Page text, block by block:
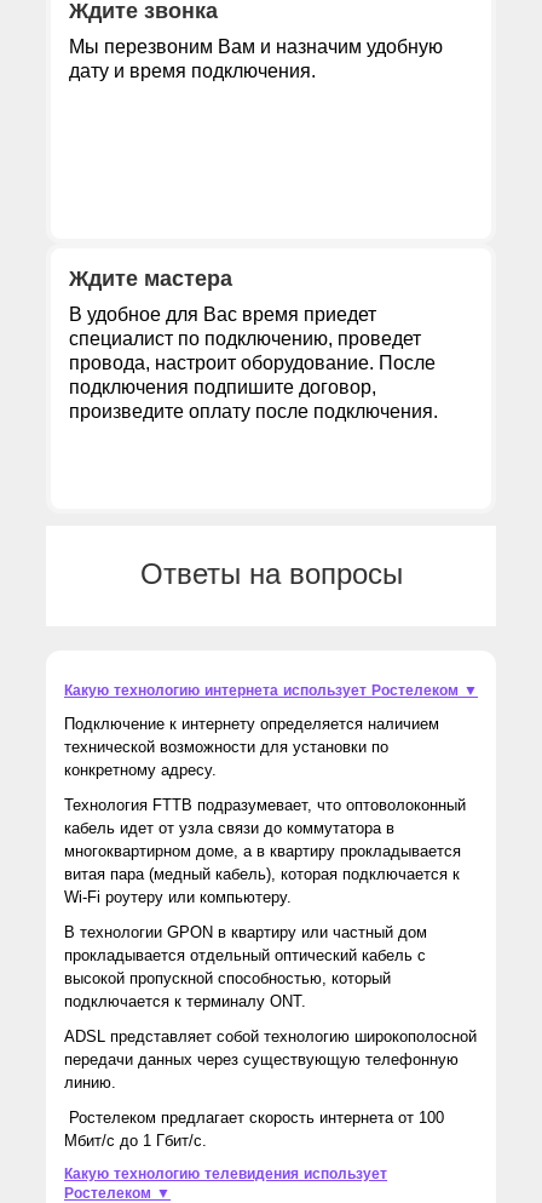
Ждите звонка
Мы перезвоним Вам и назначим удобную
дату и время подключения.
Ждите мастера
В удобное для Вас время приедет
специалист по подключению, проведет
провода, настроит оборудование. После
подключения подпишите договор,
произведите оплату после подключения.
Ответы на вопросы
Какую технологию интернета использует Ростелеком ▼
Подключение к интернету определяется наличием
технической возможности для установки по
конкретному адресу.
Технология FTTB подразумевает, что оптоволоконный
кабель идет от узла связи до коммутатора в
многоквартирном доме, а в квартиру прокладывается
витая пара (медный кабель), которая подключается к
Wi-Fi роутеру или компьютеру.
В технологии GPON в квартиру или частный дом
прокладывается отдельный оптический кабель с
высокой пропускной способностью, который
подключается к терминалу ONT.
ADSL представляет собой технологию широкополосной
передачи данных через существующую телефонную
линию.
Ростелеком предлагает скорость интернета от 100
Мбит/с до 1 Гбит/с.
Какую технологию телевидения использует
Ростелеком ▼